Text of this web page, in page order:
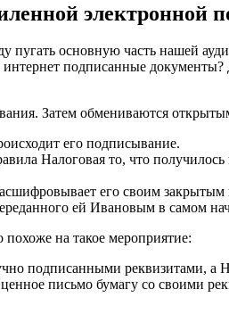
электронной
пугать основную часть нашей
подписанные
Затем обмениваются
его подписывание.
Налоговая то, что
его своим
ей Ивановым в самом
похоже на такое мероприятие:
подписанными реквизитами,
письмо бумагу со своими